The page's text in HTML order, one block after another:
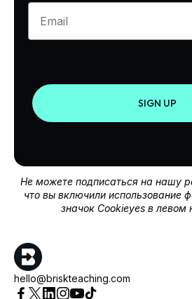
Enter your email
SIGN UP
Не можете подписаться на нашу
что вы включили использование
значок Cookieyes в левом
hello@briskteaching.com